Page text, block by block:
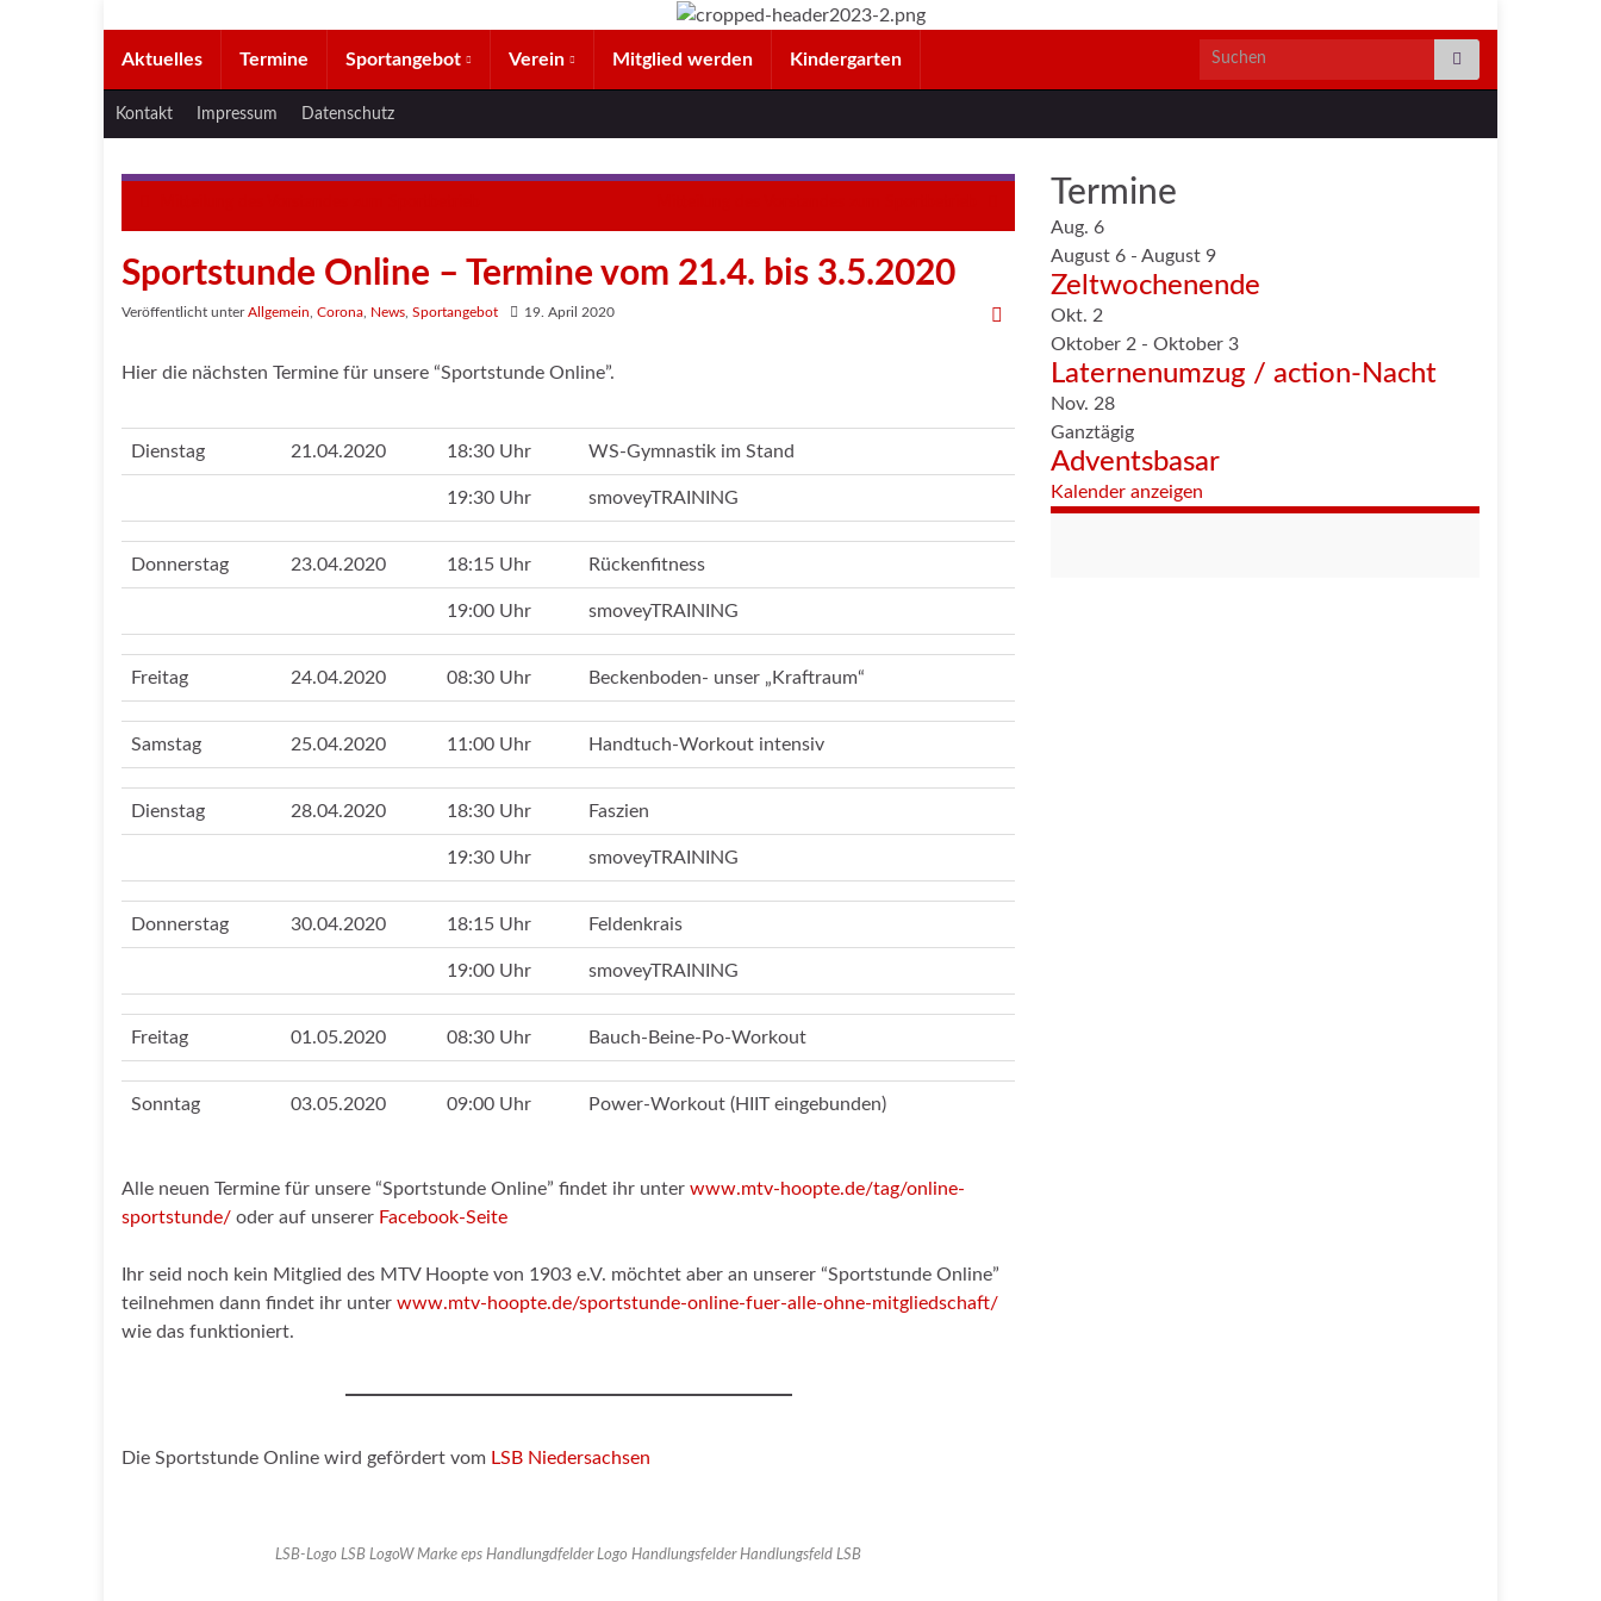
Aktuelles Termine Sportangebot Verein Mitglied werden Kindergarten Search for:
Kontakt Impressum Datenschutz
Sportstunde Online – Termine vom 21.4. bis 3.5.2020
Veröffentlicht unterAllgemein Corona News Sportangebot 19. April 2020
Hier die nächsten Termine für unsere “Sportstunde Online”.
Dienstag 21.04.2020 18:30 Uhr WS-Gymnastik im Stand
19:30 Uhr smoveyTRAINING
Donnerstag 23.04.2020 18:15 Uhr Rückenfitness
19:00 Uhr smoveyTRAINING
Freitag 24.04.2020 08:30 Uhr Beckenboden- unser „Kraftraum“
Samstag 25.04.2020 11:00 Uhr Handtuch-Workout intensiv
Dienstag 28.04.2020 18:30 Uhr Faszien
19:30 Uhr smoveyTRAINING
Donnerstag 30.04.2020 18:15 Uhr Feldenkrais
19:00 Uhr smoveyTRAINING
Freitag 01.05.2020 08:30 Uhr Bauch-Beine-Po-Workout
Sonntag 03.05.2020 09:00 Uhr Power-Workout (HIIT eingebunden)
Alle neuen Termine für unsere “Sportstunde Online” findet ihr unter www.mtv-hoopte.de/tag/online-
sportstunde/ oder auf unserer Facebook-Seite
Ihr seid noch kein Mitglied des MTV Hoopte von 1903 e.V. möchtet aber an unserer “Sportstunde Online”
teilnehmen dann findet ihr unter www.mtv-hoopte.de/sportstunde-online-fuer-alle-ohne-mitgliedschaft/
wie das funktioniert.
Die Sportstunde Online wird gefördert vom LSB Niedersachsen
LSB-Logo LSB LogoW Marke eps Handlungdfelder Logo Handlungsfelder Handlungsfeld LSB
Termine
Aug. 6
August 6 - August 9
Zeltwochenende
Okt. 2
Oktober 2 - Oktober 3
Laternenumzug / action-Nacht
Nov. 28
Ganztägig
Adventsbasar
Kalender anzeigen